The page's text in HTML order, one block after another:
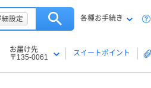
細設定 各種お手続き
お届け先
〒135-0061
スイートポイント